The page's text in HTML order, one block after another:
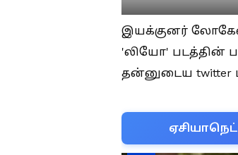
இயக்குனர்
'லியோ' படத்தின்
தன்னுடைய twitter